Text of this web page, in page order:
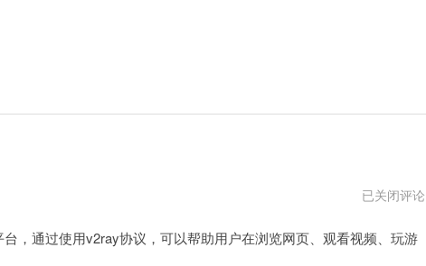
v2ray
器
已关闭评论
通过使用v2ray协议，可以帮助用户在浏览网页、观看视频、玩游